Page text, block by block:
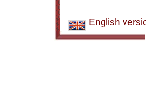
English